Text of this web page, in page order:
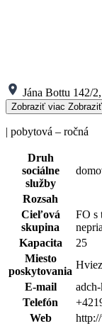
Jána Bottu 142/
Zobraziť viac
| pobytová – ročná
Druh
sociálne
služby
Rozsah
Cieľová
skupina
FO s
Kapacita
25
Miesto
poskytovania
E-mail
Telefón
Web